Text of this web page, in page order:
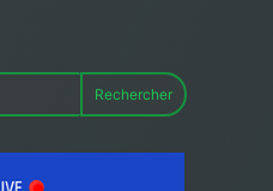
Rechercher